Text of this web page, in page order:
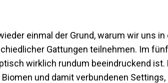
einmal der Grund, warum wir uns
Gattungen teilnehmen. Im
wirklich rundum beeindruckend ist.
und damit verbundenen